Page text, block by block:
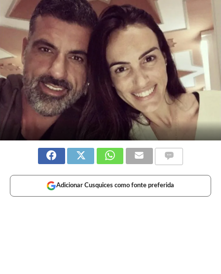
Adicionar Cusquices como fonte preferida